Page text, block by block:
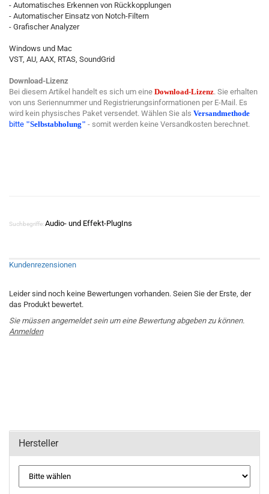
- Automatisches Erkennen von Rückkopplungen
- Automatischer Einsatz von Notch-Filtern
- Grafischer Analyzer
Windows und Mac
VST, AU, AAX, RTAS, SoundGrid
Download-Lizenz
Bei diesem Artikel handelt es sich um eine Download-Lizenz. Sie erhalten
von uns Seriennummer und Registrierungsinformationen per E-Mail. Es
wird kein physisches Paket versendet. Wählen Sie als Versandmethode
bitte "Selbstabholung" - somit werden keine Versandkosten berechnet.
Suchbegriffe:Audio- und Effekt-PlugIns
Kundenrezensionen
Leider sind noch keine Bewertungen vorhanden. Seien Sie der Erste, der
das Produkt bewertet.
Sie müssen angemeldet sein um eine Bewertung abgeben zu können.
Anmelden
Hersteller